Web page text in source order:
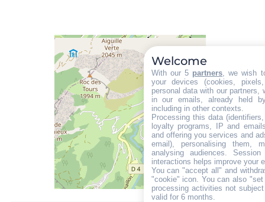
Welcome
With our 5 partners , we wish
your devices (cookies,
personal data with our partners,
in our emails, already held
including in other contexts.
Processing this data
loyalty programs, IP and
and offering you services and
email), personalising them,
analysing audiences.
interactions helps improve your
You can "accept all" and
"cookie" icon . You can also
processing activities not
valid for 6 months.